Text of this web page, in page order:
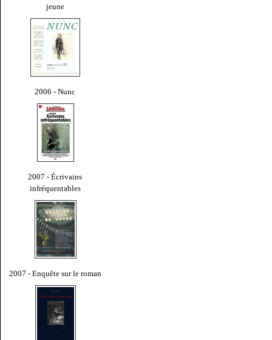
jeune
2006 - Nunc
2007 - Écrivains
infréquentables
2007 - Enquête sur le roman